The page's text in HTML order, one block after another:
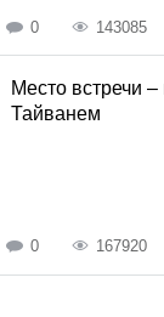
0 143085
Место встречи
Тайванем
0 167920